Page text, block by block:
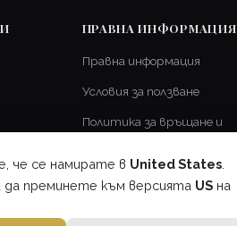
че се намирате в United States
преминете към версията US на
ПРАВНА ИНФОРМАЦИЯ
Правна информация
Условия за ползване
Политика за връщане и
Доставка и изпращане